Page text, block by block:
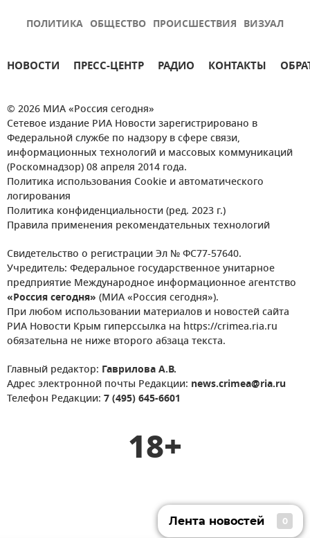
ПОЛИТИКА ОБЩЕСТВО ПРОИСШЕСТВИЯ ВИЗУАЛ
НОВОСТИ ПРЕСС-ЦЕНТР РАДИО КОНТАКТЫ
© 2026 МИА «Россия сегодня»
Сетевое издание РИА Новости зарегистрировано в
Федеральной службе по надзору в сфере связи,
информационных технологий и массовых коммуникаций
(Роскомнадзор) 08 апреля 2014 года.
Политика использования Cookie и автоматического
логирования
Политика конфиденциальности (ред. 2023 г.)
Правила применения рекомендательных технологий
Свидетельство о регистрации Эл № ФС77-57640.
Учредитель: Федеральное государственное унитарное
предприятие Международное информационное агентство
«Россия сегодня» (МИА «Россия сегодня»).
При любом использовании материалов и новостей сайта
РИА Новости Крым гиперссылка на https://crimea.ria.ru
обязательна не ниже второго абзаца текста.
Главный редактор: Гаврилова А.В.
Адрес электронной почты Редакции: news.crimea@ria.ru
Телефон Редакции: 7 (495) 645-6601
18+
Лента новостей 0